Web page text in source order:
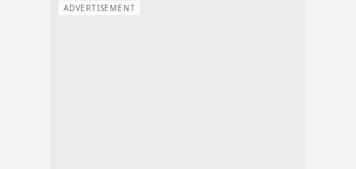
ADVERTISEMENT